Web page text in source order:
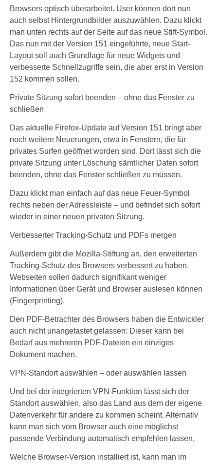
Browsers optisch überarbeitet. User können dort nun
auch selbst Hintergrundbilder auszuwählen. Dazu klickt
man unten rechts auf der Seite auf das neue Stift-Symbol.
Das nun mit der Version 151 eingeführte, neue Start-
Layout soll auch Grundlage für neue Widgets und
verbesserte Schnellzugriffe sein, die aber erst in Version
152 kommen sollen.
Private Sitzung sofort beenden – ohne das Fenster zu
schließen
Das aktuelle Firefox-Update auf Version 151 bringt aber
noch weitere Neuerungen, etwa in Fenstern, die für
privates Surfen geöffnet worden sind. Dort lässt sich die
private Sitzung unter Löschung sämtlicher Daten sofort
beenden, ohne das Fenster schließen zu müssen.
Dazu klickt man einfach auf das neue Feuer-Symbol
rechts neben der Adressleiste – und befindet sich sofort
wieder in einer neuen privaten Sitzung.
Verbesserter Tracking-Schutz und PDFs mergen
Außerdem gibt die Mozilla-Stiftung an, den erweiterten
Tracking-Schutz des Browsers verbessert zu haben.
Webseiten sollen dadurch signifikant weniger
Informationen über Gerät und Browser auslesen können
(Fingerprinting).
Den PDF-Betrachter des Browsers haben die Entwickler
auch nicht unangetastet gelassen: Dieser kann bei
Bedarf aus mehreren PDF-Dateien ein einziges
Dokument machen.
VPN-Standort auswählen – oder auswählen lassen
Und bei der integrierten VPN-Funktion lässt sich der
Standort auswählen, also das Land aus dem der eigene
Datenverkehr für andere zu kommen scheint. Alternativ
kann man sich vom Browser auch eine möglichst
passende Verbindung automatisch empfehlen lassen.
Welche Browser-Version installiert ist, kann man im